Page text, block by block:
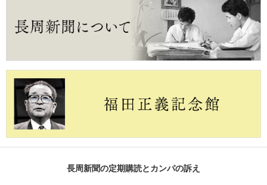
長周新聞の定期購読とカンパの訴え